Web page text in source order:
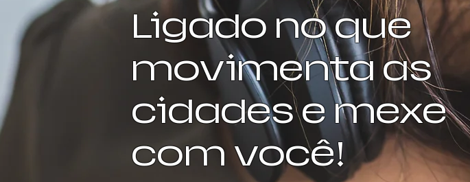
Ligado no que
movimenta as
cidades e mexe
com você!